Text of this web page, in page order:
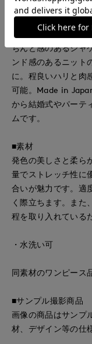
持たせた袖が絶妙な
ピースの上にも羽織
だわった一枚です。
ちんと感のあるジャ
ンド感のあるニット
に。程良いハリと肉
可能。Made in
から結婚式やパーテ
ムです。
■素材
発色の美しさと柔ら
量でストレッチ性に
合いが魅力です。適
く際立ちます。また
程を取り入れている
・水洗い可
同素材のワンピース
■サンプル撮影商品
画像の商品はサンプ
材、デザイン等の仕